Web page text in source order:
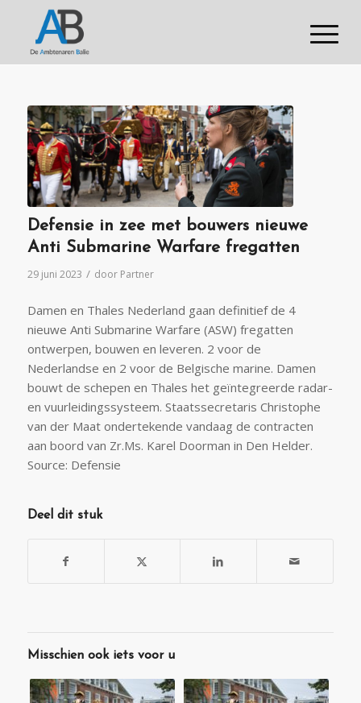
Defensie in zee met bouwers nieuwe
Anti Submarine Warfare fregatten
29 juni 2023 / door Partner
Damen en Thales Nederland gaan definitief de 4
nieuwe Anti Submarine Warfare (ASW) fregatten
ontwerpen, bouwen en leveren. 2 voor de
Nederlandse en 2 voor de Belgische marine. Damen
bouwt de schepen en Thales het geïntegreerde radar-
en vuurleidingssysteem. Staatssecretaris Christophe
van der Maat ondertekende vandaag de contracten
aan boord van Zr.Ms. Karel Doorman in Den Helder.
Source: Defensie
Deel dit stuk
Misschien ook iets voor u